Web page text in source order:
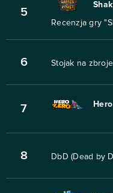
5
Recenzja gry
6 Stojak na
7
8 DbD (Dead by